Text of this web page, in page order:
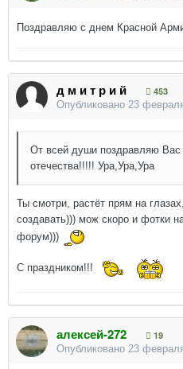
Поздравляю с днем Красной
д м и т р и й
453
Опубликовано 23
От всей души поздравляю Вас
отечества!!!!! Ура,Ура,Ура
Ты смотри, растёт прям на
создавать))) мож скоро и фотки
форум)))
С праздником!!!
алексей-272
19
Опубликовано 23